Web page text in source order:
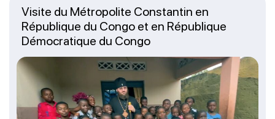
Visite du Métropolite Constantin en
République du Congo et en République
Démocratique du Congo